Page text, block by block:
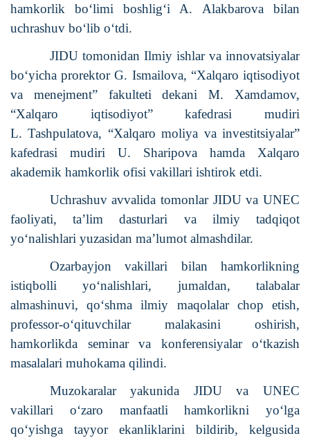
hamkorlik bo‘limi boshlig‘i A. Alakbarova bilan
uchrashuv bo‘lib o‘tdi.
JIDU tomonidan Ilmiy ishlar va innovatsiyalar
boʻyicha prorektor G. Ismailova, “Xalqaro iqtisodiyot
va menejment” fakulteti dekani M. Xamdamov,
“Xalqaro iqtisodiyot” kafedrasi mudiri
L. Tashpulatova, “Xalqaro moliya va investitsiyalar”
kafedrasi mudiri U. Sharipova hamda Xalqaro
akademik hamkorlik ofisi vakillari ishtirok etdi.
Uchrashuv avvalida tomonlar JIDU va UNEC
faoliyati, ta’lim dasturlari va ilmiy tadqiqot
yo‘nalishlari yuzasidan ma’lumot almashdilar.
Ozarbayjon vakillari bilan hamkorlikning
istiqbolli yo‘nalishlari, jumaldan, talabalar
almashinuvi, qo‘shma ilmiy maqolalar chop etish,
professor-o‘qituvchilar malakasini oshirish,
hamkorlikda seminar va konferensiyalar o‘tkazish
masalalari muhokama qilindi.
Muzokaralar yakunida JIDU va UNEC
vakillari o‘zaro manfaatli hamkorlikni yo‘lga
qo‘yishga tayyor ekanliklarini bildirib, kelgusida